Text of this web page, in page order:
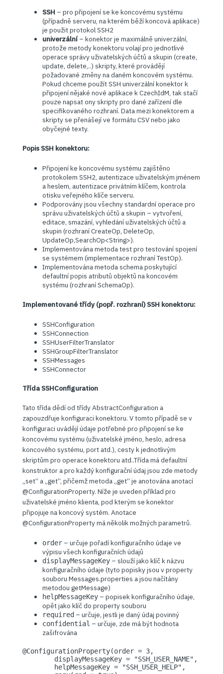
SSH – pro připojení se ke koncovému systému
(případně serveru, na kterém běží koncová aplikace)
je použit protokol SSH2
univerzální– konektor je maximálně univerzální,
protože metody konektoru volají pro jednotlivé
operace správy uživatelských účtů a skupin (create,
update, delete,..) skripty, které provádějí
požadované změny na daném koncovém systému.
Pokud chceme použít SSH univerzální konektor k
připojení nějaké nové aplikace k CzechIdM, tak stačí
pouze napsat ony skripty pro dané zařízení dle
specifikovaného rozhraní. Data mezi konektorem a
skripty se přenášejí ve formátu CSV nebo jako
obyčejné texty.
Popis SSH konektoru:
Připojení ke koncovému systému zajištěno
protokolem SSH2, autentizace uživatelským jménem
a heslem, autentizace privátním klíčem, kontrola
otisku veřejného klíče serveru.
Podporovány jsou všechny standardní operace pro
správu uživatelských účtů a skupin – vytvoření,
editace, smazání, vyhledání uživatelských účtů a
skupin (rozhraní CreateOp, DeleteOp,
UpdateOp,SearchOp<String>).
Implementována metoda test pro testování spojení
se systémem (implementace rozhraní TestOp).
Implementována metoda schema poskytující
defaultní popis atributů objektů na koncovém
systému (rozhraní SchemaOp).
Implementované třídy (popř. rozhraní) SSH konektoru:
SSHConfiguration
SSHConnection
SSHUserFilterTranslator
SSHGroupFilterTranslator
SSHMessages
SSHConnector
Třída SSHConfiguration
Tato třída dědí od třídy AbstractConfiguration a
zapouzdřuje konfiguraci konektoru. V tomto případě se v
konfiguraci uvádějí údaje potřebné pro připojení se ke
koncovému systému (uživatelské jméno, heslo, adresa
koncového systému, port atd.), cesty k jednotlivým
skriptům pro operace konektoru atd..Třída má defaultní
konstruktor a pro každý konfigurační údaj jsou zde metody
„set“ a „get“, přičemž metoda „get“ je anotována anotací
@ConfigurationProperty. Níže je uveden příklad pro
uživatelské jméno klienta, pod kterým se konektor
připojuje na koncový systém. Anotace
@ConfigurationProperty má několik možných parametrů.
order– určuje pořadí konfiguračního údaje ve
výpisu všech konfiguračních údajů
displayMessageKey– slouží jako klíč k názvu
konfiguračního údaje (tyto popisky jsou v property
souboru Messages.properties a jsou načítány
metodou getMessage)
helpMessageKey– popisek konfiguračního údaje,
opět jako klíč do property souboru
required– určuje, jestli je daný údaj povinný
confidential – určuje, zde má být hodnota
zašifrována
@ConfigurationProperty(order = 3,